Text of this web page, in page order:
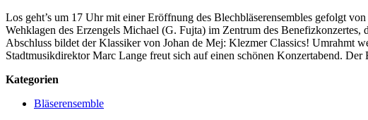
Los geht’s um 17 Uhr mit einer Eröffnung des Blechbläserensembles gefolgt
Wehklagen des Erzengels Michael (G. Fujta) im Zentrum des Benefizkonzertes,
Abschluss bildet der Klassiker von Johan de Mej: Klezmer Classics! Umrahmt
Stadtmusikdirektor Marc Lange freut sich auf einen schönen Konzertabend.
Kategorien
Bläserensemble